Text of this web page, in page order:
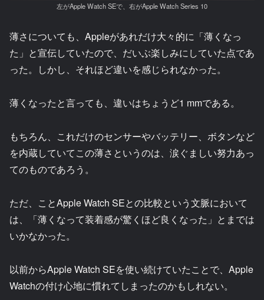
左がApple Watch SEで、右がApple Watch Series 10
薄さについても、Appleがあれだけ大々的に「薄くなっ
た」と宣伝していたので、だいぶ楽しみにしていた点であ
った。しかし、それほど違いを感じられなかった。
薄くなったと言っても、違いはちょうど1 mmである。
もちろん、これだけのセンサーやバッテリー、ボタンなど
を内蔵していてこの薄さというのは、涙ぐましい努力あっ
てのものであろう。
ただ、ことApple Watch SEとの比較という文脈において
は、「薄くなって装着感が驚くほど良くなった」とまでは
いかなかった。
以前からApple Watch SEを使い続けていたことで、Apple
Watchの付け心地に慣れてしまったのかもしれない。